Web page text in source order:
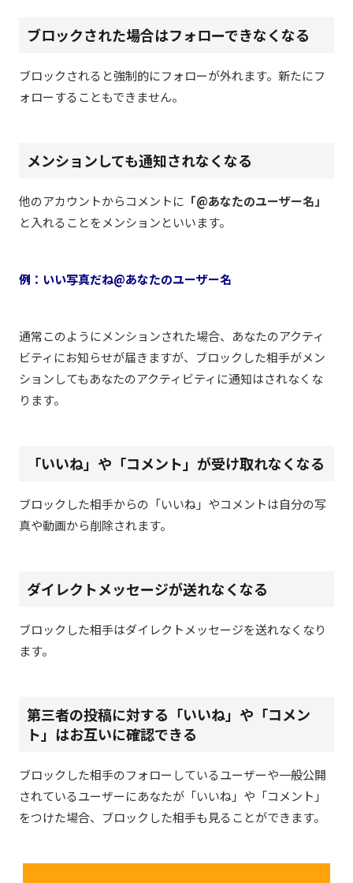
ブロックされた場合はフォローできなくなる
ブロックされると強制的にフォローが外れます。新たにフ
ォローすることもできません。
メンションしても通知されなくなる
他のアカウントからコメントに 「@あなたのユーザー名」
と入れることをメンションといいます。
例：いい写真だね@あなたのユーザー名
通常このようにメンションされた場合、あなたのアクティ
ビティにお知らせが届きますが、ブロックした相手がメン
ションしてもあなたのアクティビティに通知はされなくな
ります。
「いいね」や「コメント」が受け取れなくなる
ブロックした相手からの「いいね」やコメントは自分の写
真や動画から削除されます。
ダイレクトメッセージが送れなくなる
ブロックした相手はダイレクトメッセージを送れなくなり
ます。
第三者の投稿に対する「いいね」や「コメン
ト」はお互いに確認できる
ブロックした相手のフォローしているユーザーや一般公開
されているユーザーにあなたが「いいね」や「コメント」
をつけた場合、ブロックした相手も見ることができます。